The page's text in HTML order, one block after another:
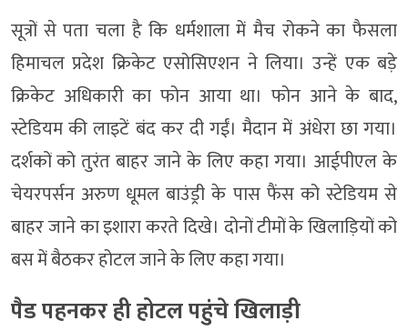
सूत्रों से पता चला है कि धर्मशाला में मैच रोकने का फैसला
हिमाचल प्रदेश क्रिकेट एसोसिएशन ने लिया। उन्हें एक बड़े
क्रिकेट अधिकारी का फोन आया था। फोन आने के बाद,
स्टेडियम की लाइटें बंद कर दी गईं। मैदान में अंधेरा छा गया।
दर्शकों को तुरंत बाहर जाने के लिए कहा गया। आईपीएल के
चेयरपर्सन अरुण धूमल बाउंड्री के पास फैंस को स्टेडियम से
बाहर जाने का इशारा करते दिखे। दोनों टीमों के खिलाड़ियों को
बस में बैठकर होटल जाने के लिए कहा गया।
पैड पहनकर ही होटल पहुंचे खिलाड़ी